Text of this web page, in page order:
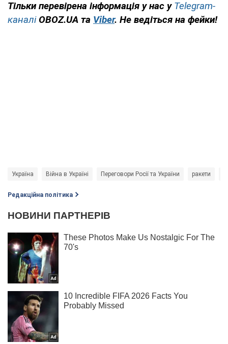
Тільки перевірена інформація у нас у Telegram-
каналіOBOZ.UA та Viber. Не ведіться на фейки!
Україна Війна в Україні Переговори Росії та України ракети
Редакційна політика